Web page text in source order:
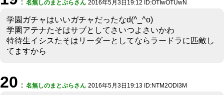
名無しのまとぷらさん 2016年5月3日19:12 ID:OTIwOTUwN
学園ガチャはいいガチャだったなd(^_^o)
学園アテナたそはサブとしてさいつよさいかわ
特待生イシスたそはリーダーとしてならラードラに匹敵し
てますから
20 ： 名無しのまとぷらさん 2016年5月3日19:13 ID:NTM2ODI3M